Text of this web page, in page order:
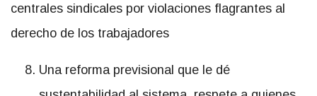
centrales sindicales por violaciones flagrantes al
derecho de los trabajadores
Una reforma previsional que le dé